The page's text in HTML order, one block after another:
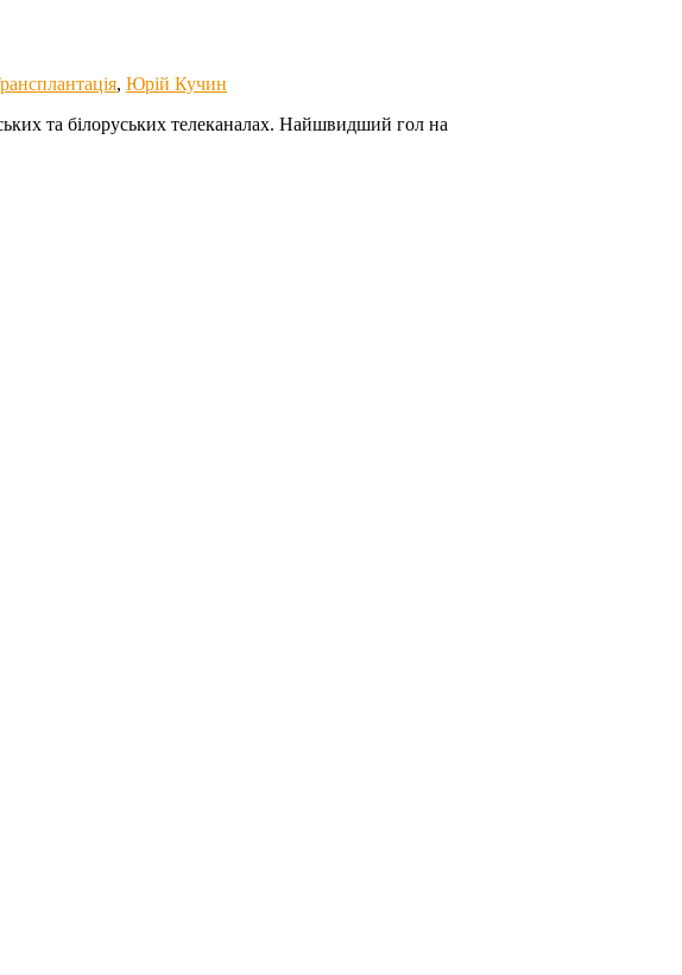
, Юрій Кучин
та білоруських телеканалах. Найшвидший гол на